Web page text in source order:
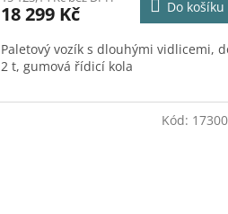
18 299 Kč Do košíku
Paletový vozík s dlouhými vidlicemi,
2 t, gumová řídicí kola
Kód: